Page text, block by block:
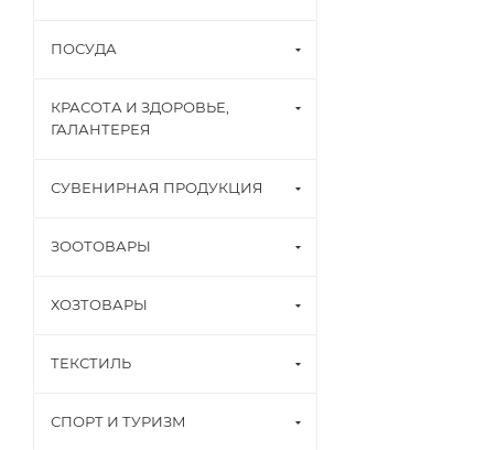
ПОСУДА
КРАСОТА И ЗДОРОВЬЕ,
ГАЛАНТЕРЕЯ
СУВЕНИРНАЯ ПРОДУКЦИЯ
ЗООТОВАРЫ
ХОЗТОВАРЫ
ТЕКСТИЛЬ
СПОРТ И ТУРИЗМ